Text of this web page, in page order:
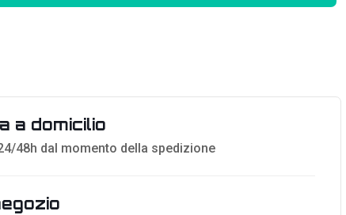
a domicilio
48h dal momento della spedizione